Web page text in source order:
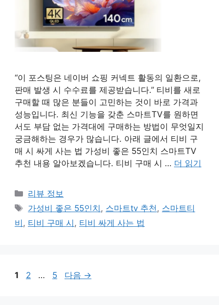
“이 포스팅은 네이버 쇼핑 커넥트 활동의 일환으로,
판매 발생 시 수수료를 제공받습니다.” 티비를 새로
구매할 때 많은 분들이 고민하는 것이 바로 가격과
성능입니다. 최신 기능을 갖춘 스마트TV를 원하면
서도 부담 없는 가격대에 구매하는 방법이 무엇일지
궁금해하는 경우가 많습니다. 아래 글에서 티비 구
매 시 싸게 사는 법 가성비 좋은 55인치 스마트TV
추천 내용 알아보겠습니다. 티비 구매 시 … 더 읽기
카
테
리
리뷰 정보
태
그
가성비 좋은 55인치 , 스마트tv 추천, 스마트티
비 , 티비 구매 시 , 티비 싸게 사는 법
페
1
페
2 …
페
5 다음 →